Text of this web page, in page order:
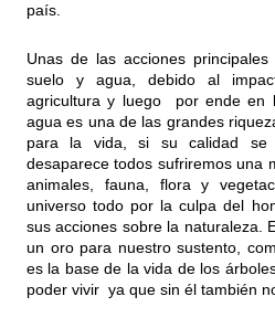
país.
Unas de las acciones
suelo y agua, debido al
agricultura y luego por ende en
agua es una de las grandes
para la vida, si su calidad
desaparece todos sufriremos una
animales, fauna, flora y
universo todo por la culpa del
sus acciones sobre la naturaleza.
un oro para nuestro sustento,
es la base de la vida de los
poder vivir ya que sin él también